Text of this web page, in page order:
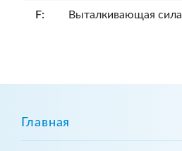
F: Выталкивающая сила
Главная